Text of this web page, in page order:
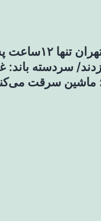
سارقان مسلح
سردسته باند:
ماشین سرقت